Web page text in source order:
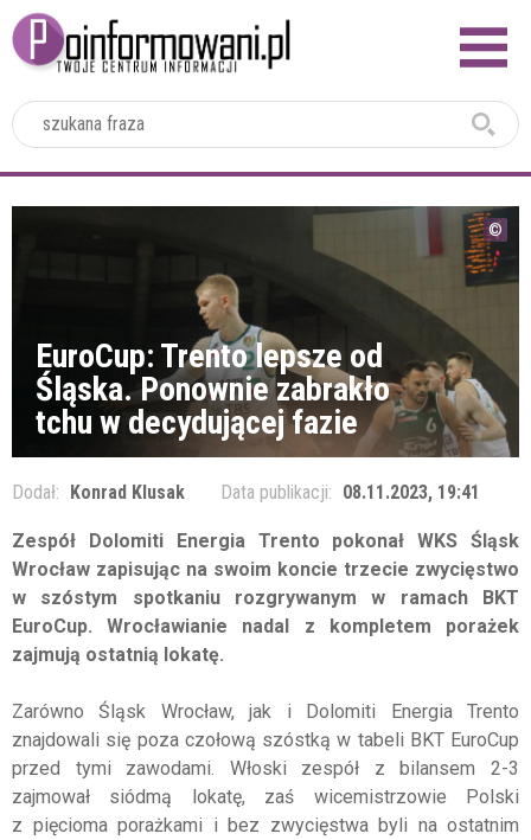
EuroCup: Trento lepsze od
Śląska. Ponownie zabrakło
tchu w decydującej fazie
Dodał: Konrad Klusak Data publikacji: 08.11.2023, 19:41
Zespół Dolomiti Energia Trento pokonał WKS Śląsk
Wrocław zapisując na swoim koncie trzecie zwycięstwo
w szóstym spotkaniu rozgrywanym w ramach BKT
EuroCup. Wrocławianie nadal z kompletem porażek
zajmują ostatnią lokatę.
Zarówno Śląsk Wrocław, jak i Dolomiti Energia Trento
znajdowali się poza czołową szóstką w tabeli BKT EuroCup
przed tymi zawodami. Włoski zespół z bilansem 2-3
zajmował siódmą lokatę, zaś wicemistrzowie Polski
z pięcioma porażkami i bez zwycięstwa byli na ostatnim